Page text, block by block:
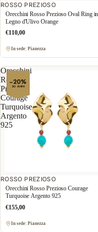
ROSSO PREZIOSO
Orecchini Rosso Prezioso Oval Ring in
Legno d'Ulivo Orange
€110,00
In sede: Pianezza
Orecchini
Rosso
Prezioso
Courage
Turquoise
Argento
925
−20%
20 ANNI
ROSSO PREZIOSO
Orecchini Rosso Prezioso Courage
Turquoise Argento 925
€155,00
In sede: Pianezza